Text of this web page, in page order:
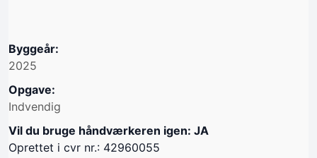
Byggeår:
2025
Opgave:
Indvendig
Vil du bruge håndværkeren igen: JA
Oprettet i cvr nr.: 42960055